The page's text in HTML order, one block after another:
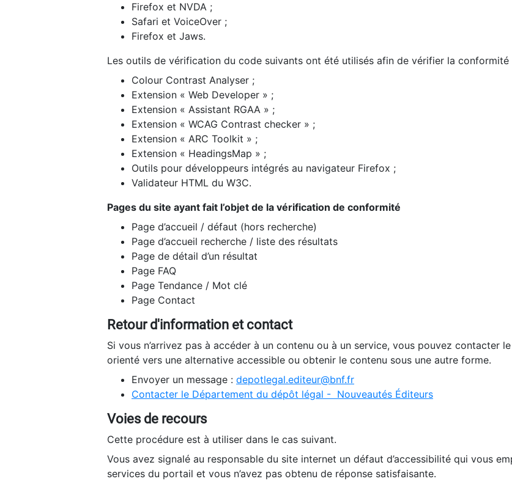
Firefox et NVDA ;
Safari et VoiceOver ;
Firefox et Jaws.
Les outils de vérification du code suivants ont été utilisés afin de vérifier la conformité
Colour Contrast Analyser ;
Extension « Web Developer » ;
Extension « Assistant RGAA » ;
Extension « WCAG Contrast checker » ;
Extension « ARC Toolkit » ;
Extension « HeadingsMap » ;
Outils pour développeurs intégrés au navigateur Firefox ;
Validateur HTML du W3C.
Pages du site ayant fait l’objet de la vérification de conformité
Page d’accueil / défaut (hors recherche)
Page d’accueil recherche / liste des résultats
Page de détail d’un résultat
Page FAQ
Page Tendance / Mot clé
Page Contact
Retour d'information et contact
Si vous n’arrivez pas à accéder à un contenu ou à un service, vous pouvez contacter
orienté vers une alternative accessible ou obtenir le contenu sous une autre forme.
Envoyer un message : depotlegal.editeur@bnf.fr
Contacter le Département du dépôt légal - Nouveautés Éditeurs
Voies de recours
Cette procédure est à utiliser dans le cas suivant.
Vous avez signalé au responsable du site internet un défaut d’accessibilité qui vous
services du portail et vous n’avez pas obtenu de réponse satisfaisante.